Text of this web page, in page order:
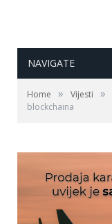
NAVIGATE
Home » Vijesti »
blockchaina